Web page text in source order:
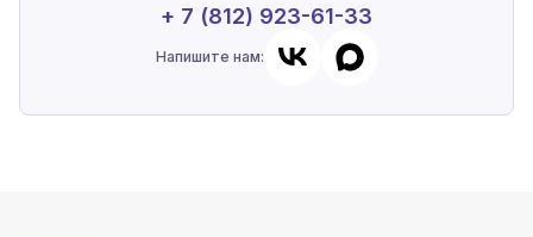
+ 7 (812) 923-61-33
Напишите нам: